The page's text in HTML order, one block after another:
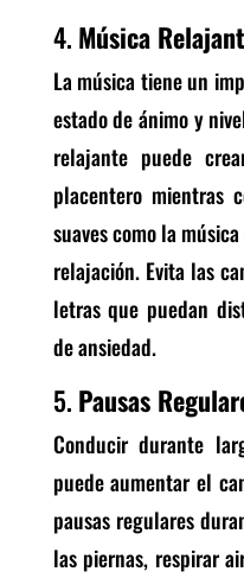
4. Música
La música tiene un
estado de ánimo y
relajante puede
placentero mientras
suaves como la
relajación. Evita las
letras que puedan
de ansiedad.
5. Pausas
Conducir durante
puede aumentar el
pausas regulares
las piernas, respirar